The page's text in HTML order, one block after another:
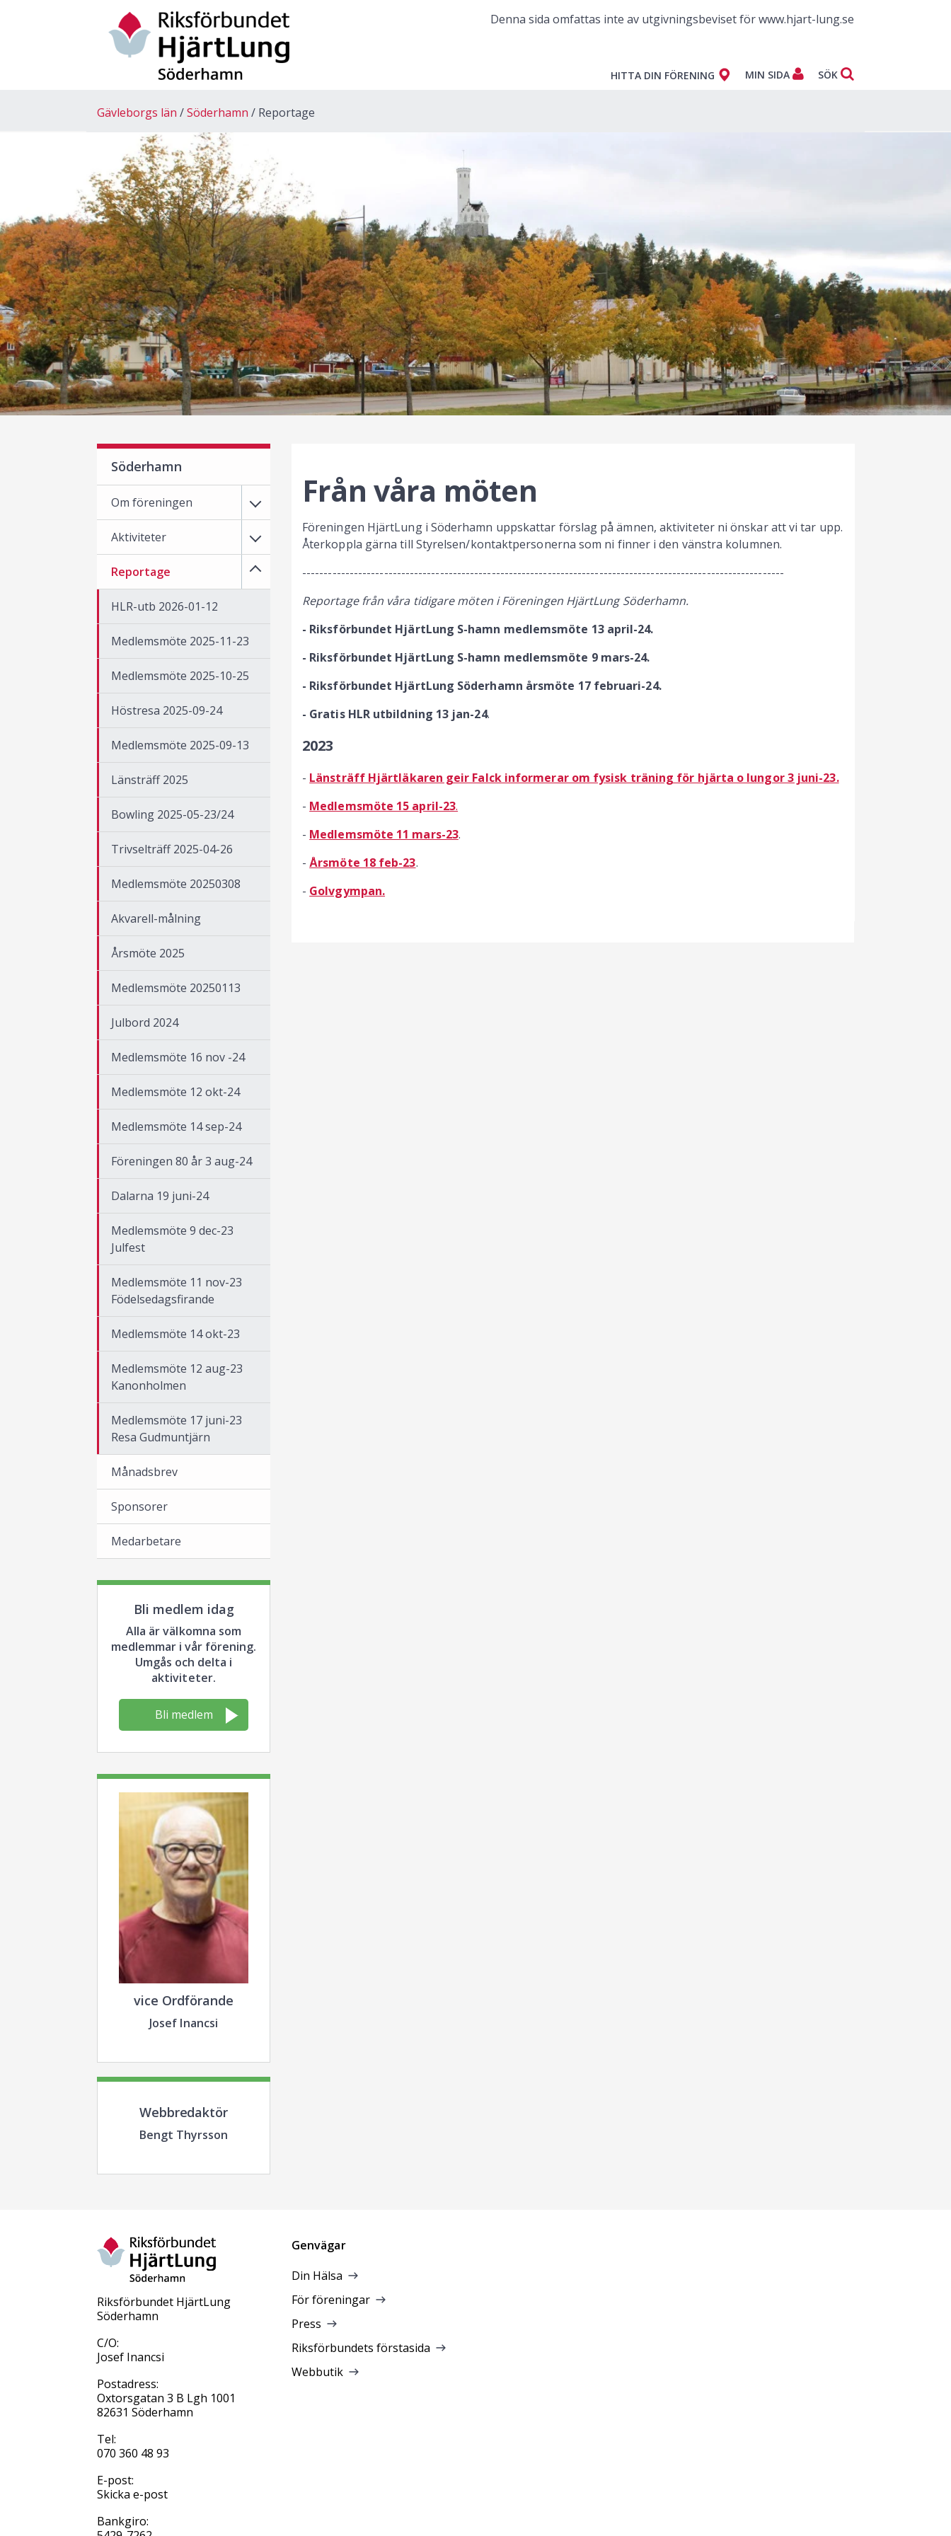
Denna sida omfattas inte av utgivningsbeviset för www.hjart-lung.se
HITTA DIN FÖRENING MIN SIDA SÖK
Gävleborgs län Söderhamn Reportage
Från våra möten
Föreningen HjärtLung i Söderhamn uppskattar förslag på ämnen, aktiviteter ni önskar att vi tar upp.
Återkoppla gärna till Styrelsen/kontaktpersonerna som ni finner i den vänstra kolumnen.
----------------------------------------------------------------------------------------------------------------
Reportage från våra tidigare möten i Föreningen HjärtLung Söderhamn.
- Riksförbundet HjärtLung S-hamn medlemsmöte 13 april-24.
- Riksförbundet HjärtLung S-hamn medlemsmöte 9 mars-24.
- Riksförbundet HjärtLung Söderhamn årsmöte 17 februari-24.
- Gratis HLR utbildning 13 jan-24.
2023
- Länsträff Hjärtläkaren geir Falck informerar om fysisk träning för hjärta o lungor 3 juni-23.
- Medlemsmöte 15 april-23.
- Medlemsmöte 11 mars-23.
-Årsmöte 18 feb-23.
- Golvgympan.
Söderhamn
Om föreningen
Aktiviteter
Reportage
HLR-utb 2026-01-12
Medlemsmöte 2025-11-23
Medlemsmöte 2025-10-25
Höstresa 2025-09-24
Medlemsmöte 2025-09-13
Länsträff 2025
Bowling 2025-05-23/24
Trivselträff 2025-04-26
Medlemsmöte 20250308
Akvarell-målning
Årsmöte 2025
Medlemsmöte 20250113
Julbord 2024
Medlemsmöte 16 nov -24
Medlemsmöte 12 okt-24
Medlemsmöte 14 sep-24
Föreningen 80 år 3 aug-24
Dalarna 19 juni-24
Medlemsmöte 9 dec-23
Julfest
Medlemsmöte 11 nov-23
Födelsedagsfirande
Medlemsmöte 14 okt-23
Medlemsmöte 12 aug-23
Kanonholmen
Medlemsmöte 17 juni-23
Resa Gudmuntjärn
Månadsbrev
Sponsorer
Medarbetare
Bli medlem idag
Alla är välkomna som
medlemmar i vår förening.
Umgås och delta i
aktiviteter.
Bli medlem
vice Ordförande
Josef Inancsi
Webbredaktör
Bengt Thyrsson
Riksförbundet HjärtLung
Söderhamn
C/O:
Josef Inancsi
Postadress:
Oxtorsgatan 3 B Lgh 1001
82631 Söderhamn
Tel:
070 360 48 93
E-post:
Skicka e-post
Bankgiro:
Genvägar
Din Hälsa
För föreningar
Press
Riksförbundets förstasida
Webbutik